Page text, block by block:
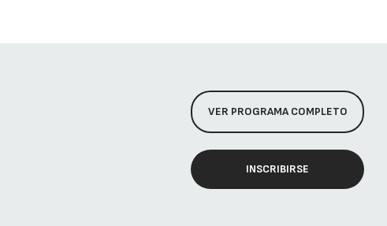
VER PROGRAMA COMPLETO
INSCRIBIRSE